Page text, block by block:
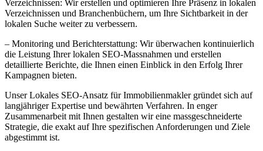
Verzeichnissen: Wir erstellen und optimieren Ihre Präsenz in lokalen
Verzeichnissen und Branchenbüchern, um Ihre Sichtbarkeit in der
lokalen Suche weiter zu verbessern.
– Monitoring und Berichterstattung: Wir überwachen kontinuierlich
die Leistung Ihrer lokalen SEO-Massnahmen und erstellen
detaillierte Berichte, die Ihnen einen Einblick in den Erfolg Ihrer
Kampagnen bieten.
Unser Lokales SEO-Ansatz für Immobilienmakler gründet sich auf
langjähriger Expertise und bewährten Verfahren. In enger
Zusammenarbeit mit Ihnen gestalten wir eine massgeschneiderte
Strategie, die exakt auf Ihre spezifischen Anforderungen und Ziele
abgestimmt ist.